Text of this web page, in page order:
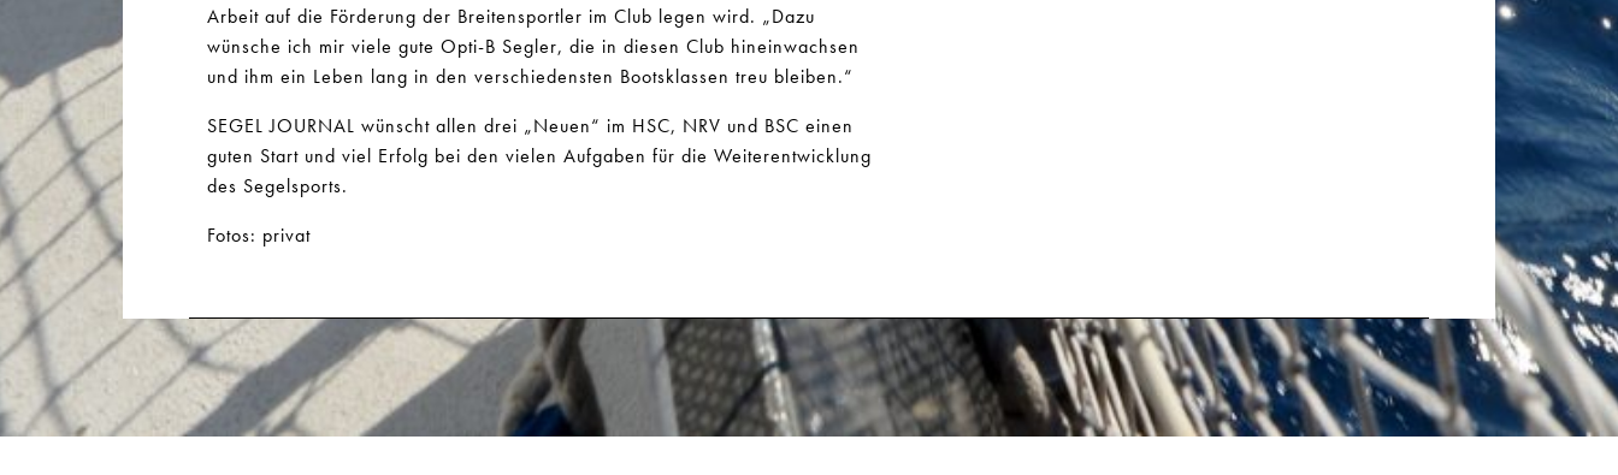
Arbeit auf die Förderung der Breitensportler im Club legen wird. „Dazu
wünsche ich mir viele gute Opti-B Segler, die in diesen Club hineinwachsen
und ihm ein Leben lang in den verschiedensten Bootsklassen treu bleiben.“
SEGEL JOURNAL wünscht allen drei „Neuen“ im HSC, NRV und BSC einen
guten Start und viel Erfolg bei den vielen Aufgaben für die Weiterentwicklung
des Segelsports.
Fotos: privat